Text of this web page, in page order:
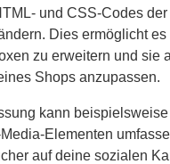
und CSS-Codes
Dies ermöglicht es
zu erweitern und sie
Shops anzupassen.
kann
Elementen
auf deine sozialen